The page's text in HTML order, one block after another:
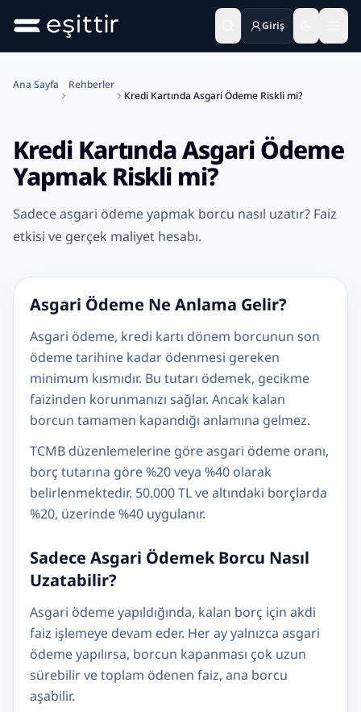
Ana içeriğe geç Giriş
Ana Sayfa
Rehberler
Kredi Kartında Asgari Ödeme Riskli mi?
Kredi Kartında Asgari Ödeme
Yapmak Riskli mi?
Sadece asgari ödeme yapmak borcu nasıl uzatır? Faiz
etkisi ve gerçek maliyet hesabı.
Asgari Ödeme Ne Anlama Gelir?
Asgari ödeme, kredi kartı dönem borcunun son
ödeme tarihine kadar ödenmesi gereken
minimum kısmıdır. Bu tutarı ödemek, gecikme
faizinden korunmanızı sağlar. Ancak kalan
borcun tamamen kapandığı anlamına gelmez.
TCMB düzenlemelerine göre asgari ödeme oranı,
borç tutarına göre %20 veya %40 olarak
belirlenmektedir. 50.000 TL ve altındaki borçlarda
%20, üzerinde %40 uygulanır.
Sadece Asgari Ödemek Borcu Nasıl
Uzatabilir?
Asgari ödeme yapıldığında, kalan borç için akdi
faiz işlemeye devam eder. Her ay yalnızca asgari
ödeme yapılırsa, borcun kapanması çok uzun
sürebilir ve toplam ödenen faiz, ana borcu
aşabilir.